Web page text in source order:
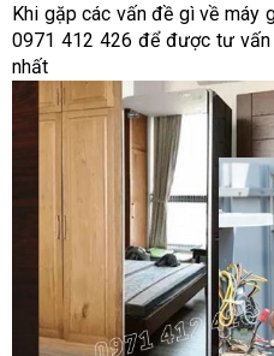
Khi gặp các vấn đề gì về máy
0971 412 426 để được tư
nhất